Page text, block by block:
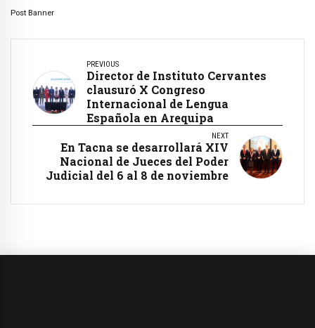
Post Banner
PREVIOUS
Director de Instituto Cervantes
clausuró X Congreso
Internacional de Lengua
Española en Arequipa
NEXT
En Tacna se desarrollará XIV
Nacional de Jueces del Poder
Judicial del 6 al 8 de noviembre